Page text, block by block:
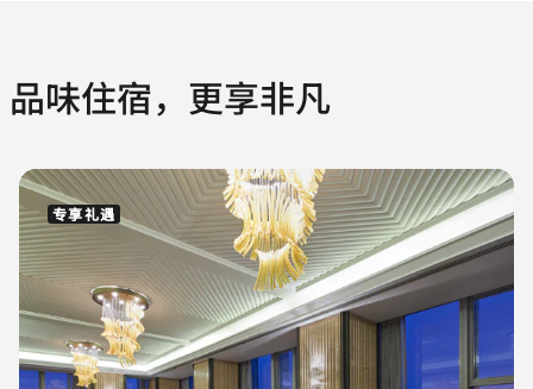
品味住宿，更享非凡
专享礼遇